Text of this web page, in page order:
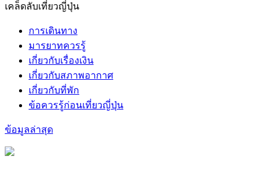
เคล็ดลับเที่ยวญี่ปุ่น
การเดินทาง
มารยาทควรรู้
เกี่ยวกับเรื่องเงิน
เกี่ยวกับสภาพอากาศ
เกี่ยวกับที่พัก
ข้อควรรู้ก่อนเที่ยวญี่ปุ่น
ข้อมูลล่าสุด